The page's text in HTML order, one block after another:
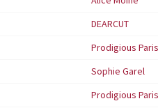
DEARCUT
Prodigious Paris
Sophie Garel
Prodigious Paris